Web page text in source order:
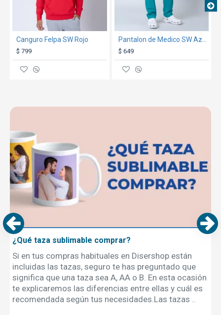
Canguro Felpa SW Rojo
$ 799 $ 649
¿Qué taza sublimable comprar?
Si en tus compras habituales en Disershop están
incluidas las tazas, seguro te has preguntado que
significa que una taza sea A, AA o B. En esta ocasión
te explicaremos las diferencias entre ellas y cuál es
recomendada según tus necesidades.Las tazas ..